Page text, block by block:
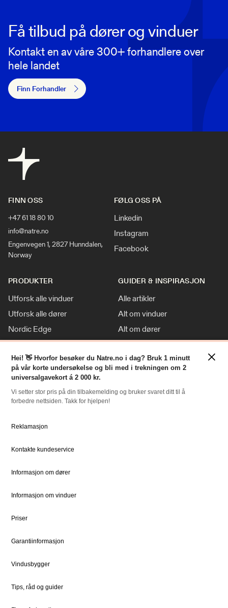
Få tilbud på dører og vinduer
Kontakt en av våre 300+ forhandlere over
hele landet
Finn Forhandler
FINN OSS
+47 61 18 80 10
info@natre.no
Engenvegen 1, 2827 Hunndalen,
Norway
FØLG OSS PÅ
Linkedin
Instagram
Facebook
PRODUKTER
Utforsk alle vinduer
Utforsk alle dører
Nordic Edge
Klassisk stil
Tilpasninger
GUIDER & INSPIRASJON
Alle artikler
Alt om vinduer
Alt om dører
Inspirasjon
Nyheter
RESSURSER
Slik bestiller du
Priser
Dokumentsenter
STØTTE
Kundeservice
Kontakt
Vedlikehold
FOR PROFF
Hei! 👋 Hvorfor besøker du Natre.no i dag? Bruk 1 minutt
på vår korte undersøkelse og bli med i trekningen om 2
universalgavekort á 2 000 kr.
Vi setter stor pris på din tilbakemelding og bruker svaret ditt til å
forbedre nettsiden. Takk for hjelpen!
Reklamasjon
Kontakte kundeservice
Informasjon om dører
Informasjon om vinduer
Priser
Garantiinformasjon
Vindusbygger
Tips, råd og guider
×